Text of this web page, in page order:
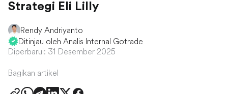
Strategi Eli Lilly
Rendy Andriyanto
Ditinjau oleh Analis Internal Gotrade
Diperbarui: 31 Desember 2025
Bagikan artikel